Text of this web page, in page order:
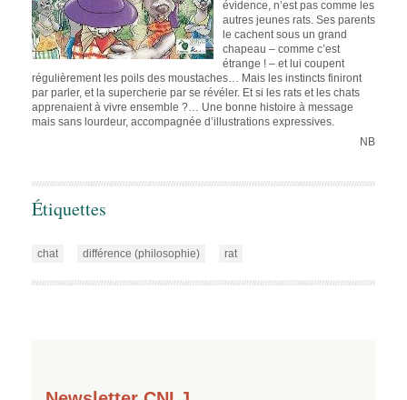
évidence, n’est pas comme les
autres jeunes rats. Ses parents
le cachent sous un grand
chapeau – comme c’est
étrange ! – et lui coupent
régulièrement les poils des moustaches… Mais les instincts finiront
par parler, et la supercherie par se révéler. Et si les rats et les chats
apprenaient à vivre ensemble ?… Une bonne histoire à message
mais sans lourdeur, accompagnée d’illustrations expressives.
NB
Étiquettes
chat différence (philosophie) rat